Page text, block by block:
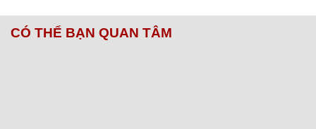
CÓ THỂ BẠN QUAN TÂM